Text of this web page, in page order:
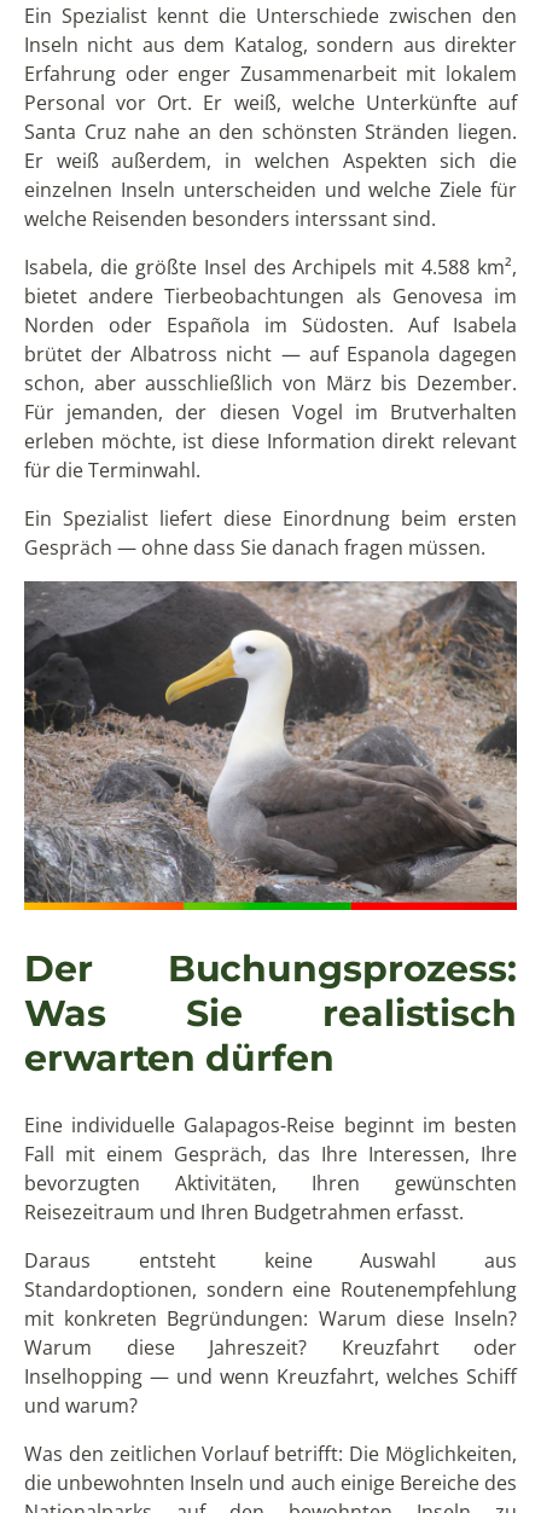
Ein Spezialist kennt die Unterschiede zwischen den
Inseln nicht aus dem Katalog, sondern aus direkter
Erfahrung oder enger Zusammenarbeit mit lokalem
Personal vor Ort. Er weiß, welche Unterkünfte auf
Santa Cruz nahe an den schönsten Stränden liegen.
Er weiß außerdem, in welchen Aspekten sich die
einzelnen Inseln unterscheiden und welche Ziele für
welche Reisenden besonders interssant sind.
Isabela, die größte Insel des Archipels mit 4.588 km²,
bietet andere Tierbeobachtungen als Genovesa im
Norden oder Española im Südosten. Auf Isabela
brütet der Albatross nicht — auf Espanola dagegen
schon, aber ausschließlich von März bis Dezember.
Für jemanden, der diesen Vogel im Brutverhalten
erleben möchte, ist diese Information direkt relevant
für die Terminwahl.
Ein Spezialist liefert diese Einordnung beim ersten
Gespräch — ohne dass Sie danach fragen müssen.
Der Buchungsprozess:
Was Sie realistisch
erwarten dürfen
Eine individuelle Galapagos-Reise beginnt im besten
Fall mit einem Gespräch, das Ihre Interessen, Ihre
bevorzugten Aktivitäten, Ihren gewünschten
Reisezeitraum und Ihren Budgetrahmen erfasst.
Daraus entsteht keine Auswahl aus
Standardoptionen, sondern eine Routenempfehlung
mit konkreten Begründungen: Warum diese Inseln?
Warum diese Jahreszeit? Kreuzfahrt oder
Inselhopping — und wenn Kreuzfahrt, welches Schiff
und warum?
Was den zeitlichen Vorlauf betrifft: Die Möglichkeiten,
die unbewohnten Inseln und auch einige Bereiche des